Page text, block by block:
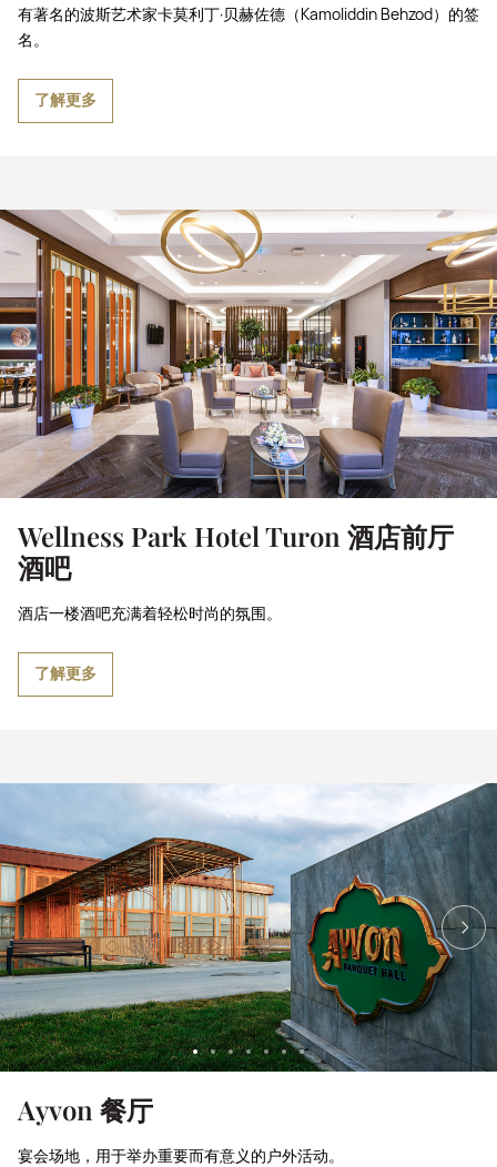
有著名的波斯艺术家卡莫利丁·贝赫佐德（Kamoliddin Behzod）的签
名。
了解更多
Wellness Park Hotel Turon 酒店前厅
酒吧
酒店一楼酒吧充满着轻松时尚的氛围。
了解更多
Ayvon 餐厅
宴会场地，用于举办重要而有意义的户外活动。